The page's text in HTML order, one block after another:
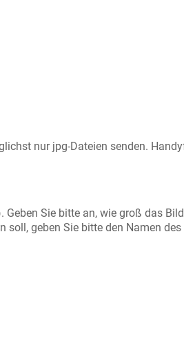
nur jpg-Dateien senden.
Sie bitte an, wie groß das
geben Sie bitte den Namen des